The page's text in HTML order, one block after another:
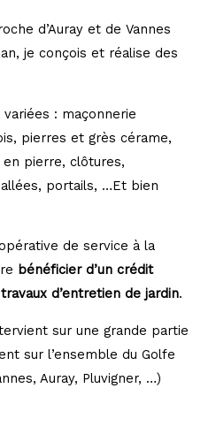
d’Auray et de Vannes
je conçois et réalise des
: maçonnerie
pierres et grès cérame,
en pierre, clôtures,
portails, …Et bien
de service à la
bénéficier d’un crédit
d’entretien de jardin.
sur une grande partie
sur l’ensemble du Golfe
Auray, Pluvigner, …)